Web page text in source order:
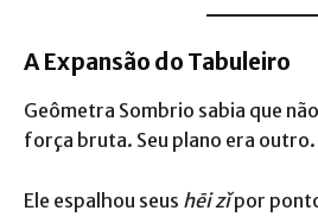
A Expansão do Tabuleiro
Geômetra Sombrio sabia que
força bruta. Seu plano era outro.
Ele espalhou seus hēi zǐpor